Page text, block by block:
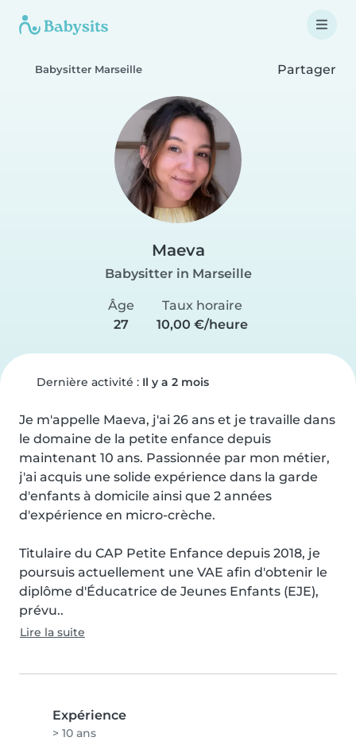
Babysitter Marseille Partager
Maeva
Babysitter in Marseille
Âge
27
Taux horaire
10,00 €/heure
Dernière activité : Il y a 2 mois
Je m'appelle Maeva, j'ai 26 ans et je travaille dans
le domaine de la petite enfance depuis
maintenant 10 ans. Passionnée par mon métier,
j'ai acquis une solide expérience dans la garde
d'enfants à domicile ainsi que 2 années
d'expérience en micro-crèche.
Titulaire du CAP Petite Enfance depuis 2018, je
poursuis actuellement une VAE afin d'obtenir le
diplôme d'Éducatrice de Jeunes Enfants (EJE),
prévu..
Lire la suite
Expérience
> 10 ans